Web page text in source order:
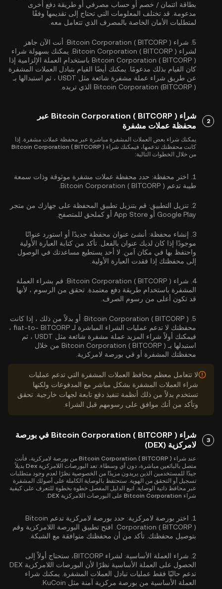
بطاقة ائتمان / خصم أو حساب مصرفي أو طريقة دفع أخرى
مدعومة. قد تختلف المعلومات التي تحتاج إلى تقديمها وفقًا
لمتطلبات الأمان الخاصة بالمصرف الذي تتعامل معه.
5. شراء Bitcoin Corporation ( BITCORP ):
أنت الآن جاهز
لشراء Bitcoin Corporation ( BITCORP ). يمكنك بسهولة شراء
Bitcoin Corporation ( BITCORP ) باستخدام العملة الإلزامية إذا
كان القيام بذلك مدعومًا. يمكنك أيضًا القيام بتبادل العملات المشفرة
عن طريق شراء عملة مشفرة شائعة مثل USDT ، ثم استبدالها بـ
Bitcoin Corporation (BITCORP ) الذي تريده.
2
شراء Bitcoin Corporation ( BITCORP ) عبر
محفظة عملات مشفرة
يمكنك شراء بعض العملات المشفرة مباشرة عبر محفظة عملات مشفرة. إذا
كانت محفظتك تدعمها، فيمكنك شراء Bitcoin Corporation ( BITCORP )
من خلال الخطوات التالية:
1. اختر محفظة: حدد محفظة عملات مشفرة موثوقة وذات سمعة
طيبة تدعم Bitcoin Corporation ( BITCORP ).
2. تنزيل التطبيق: قم بتنزيل تطبيق المحفظة على جهازك من متجر
Google Play أو App Store أو كملحق للمتصفح.
3. إنشاء محفظة: أنشئ عنوان محفظة جديدًا أو استورد عنوانًا
موجودًا إذا كان لديك عنوان بالفعل. تأكد من كتابة العبارة الأولية
واحتفظ بها في مكان آمن. لا أحد يستطيع مساعدتك في الوصول
إلى محفظتك إذا فقدت العبارة الأولية.
4. شراء Bitcoin Corporation ( BITCORP ):
قم بشراء العملة
المشفرة باستخدام طريقة دفع معتمدة. تحقق من الرسوم ، لأنها
قد تكون أعلى من رسوم الصرف.
5.
Bitcoin Corporation ( BITCORP ): أو بدلاً من ذلك ، إذا كانت
محفظتك لا تدعم عمليات الشراء المباشرة لـ fiat-to- BITCORP ،
فيمكنك أولاً شراء المزيد عملة مشفرة شائعة مثل USDT ، ثم
استبدلها بـ Bitcoin Corporation ( BITCORP ) من خلال
محفظتك المشفرة أو في بورصة لامركزية.
لا تتعامل معظم محافظ العملات المشفرة التي تدعم عمليات
شراء العملات المشفرة بشكل مباشر مع المدفوعات ولكنها
تستخدم بدلاً من ذلك أنظمة تنفيذ دفع تابعة لجهات خارجية. تحقق
وتأكد من أنك موافق على رسومهم قبل الشراء.
3
شراء Bitcoin Corporation ( BITCORP ) في بورصة
لامركزية (DEX)
عند شراء Bitcoin Corporation ( BITCORP ) من بورصة لامركزية، فأنت
متصل بالبائعين مباشرة، دون أي وسطاء. تعد البورصات اللامركزية Dex بديلاً
جيدًا للمستخدمين الذين يريدون مزيدًا من الخصوصية نظرًا لعدم وجود متطلبات
تسجيل أو التحقق من الهوية. ستحتفظ بالوصاية الكاملة على أصولك المشفرة
عبر محافظ ذاتية الوصاية. اتبع الدليل المفصل خطوة بخطوة للتعرف على كيفية
شراء Bitcoin Corporation على البورصات اللامركزية DEX.
1. اختر بورصة لامركزية:
حدد بورصة لامركزية تدعم Bitcoin
Corporation ( BITCORP ). افتح تطبيق البورصة اللامركزية وقم
بتوصيل محفظتك. تأكد من أن محفظتك متوافقة مع الشبكة.
2. شراء العملة الأساسية:
لشراء BITCORP، ستحتاج أولاً إلى
الحصول على العملة الأساسية نظرًا لأن البورصات اللامركزية DEX
تدعم حاليًا فقط عمليات تبادل العملات المشفرة. يمكنك شراء
العملة الأساسية من بورصة مركزية آمنة مثل KuCoin.